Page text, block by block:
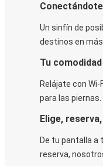
Un sinfín de
destinos en más
Tu
Relájate con
para las
Elige, reserva,
De tu pantalla a
reserva,